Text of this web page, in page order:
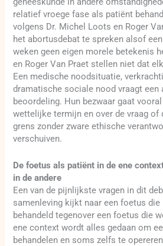
relatief vroege fase als patiënt
volgens Dr. Michel Loots en Roger
het abortusdebat te spreken alsof
weken geen eigen morele betekenis
en Roger Van Praet stellen niet dat
Een medische noodsituatie,
dramatische sociale nood vraagt een
beoordeling. Hun bezwaar gaat
wettelijke termijn en over de vraag of
grens zonder zware ethische
verschuiven.
De foetus als patiënt in de ene
in de andere
Een van de pijnlijkste vragen in dit
samenleving kijkt naar een foetus
behandeld tegenover een foetus die
ene context wordt alles gedaan om
behandelen en soms zelfs te